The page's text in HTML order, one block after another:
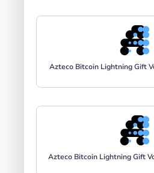
Azteco Bitcoin Lightning Gift
Azteco Bitcoin Lightning Gift